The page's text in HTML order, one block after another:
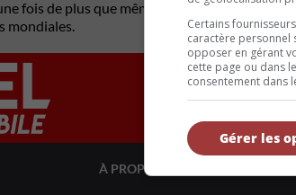
fois de plus que même les géants
mondiales.
À PROPOS DE NOUS
Certains
caractère personnel
opposer en gérant
cette page ou dans
consentement dans
Gérer les